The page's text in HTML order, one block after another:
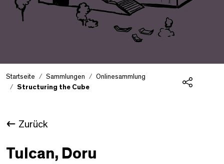
Startseite Sammlungen
Onlinesammlung
Structuring the Cube
Zurück
Tulcan, Doru